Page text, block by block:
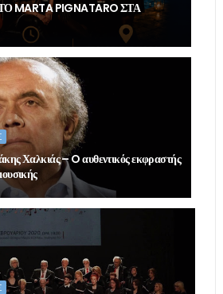
MARTA PIGNATARO ΣΤΑ
Χαλκιάς – O αυθεντικός εκφραστής